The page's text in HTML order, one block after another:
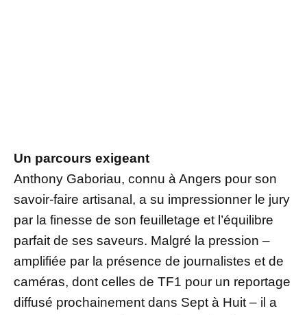
Un parcours exigeant
Anthony Gaboriau, connu à Angers pour son
savoir-faire artisanal, a su impressionner le jury
par la finesse de son feuilletage et l’équilibre
parfait de ses saveurs. Malgré la pression –
amplifiée par la présence de journalistes et de
caméras, dont celles de TF1 pour un reportage
diffusé prochainement dans Sept à Huit – il a